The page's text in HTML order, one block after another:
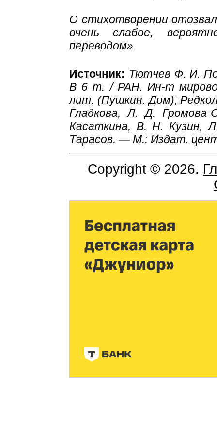
О стихотворении
очень слабое,
переводом».
Источник: Тютчев Ф. И.
В 6 т. / РАН. Ин-т
лит. (Пушкин. Дом);
Гладкова, Л. Д.
Касаткина, В. Н. Кузин,
Тарасов. — М.: Издат.
Copyright © 2026.